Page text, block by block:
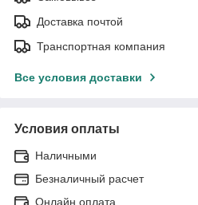
Доставка почтой
Транспортная компания
Все условия доставки
Условия оплаты
Наличными
Безналичный расчет
Онлайн оплата